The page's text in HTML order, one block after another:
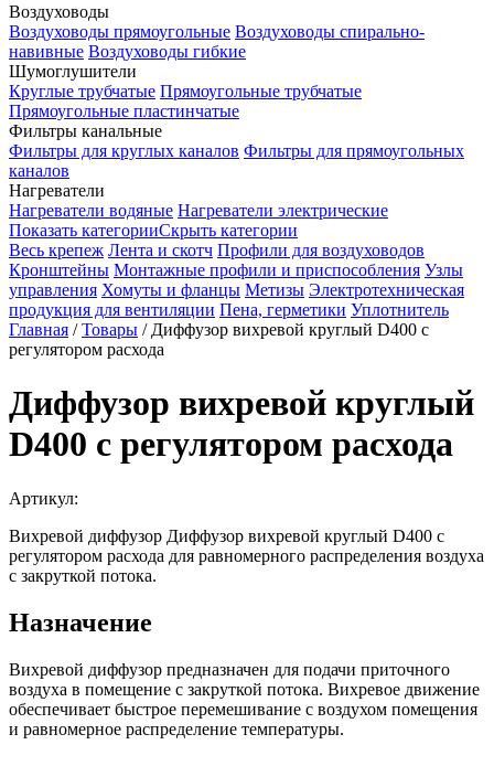
Воздуховоды
Воздуховоды прямоугольные Воздуховоды спирально-
навивные Воздуховоды гибкие
Шумоглушители
Круглые трубчатые Прямоугольные трубчатые
Прямоугольные пластинчатые
Фильтры канальные
Фильтры для круглых каналов Фильтры для прямоугольных
каналов
Нагреватели
Нагреватели водяные Нагреватели электрические
Показать категорииСкрыть категории
Весь крепеж Лента и скотч Профили для воздуховодов
Кронштейны Монтажные профили и приспособления Узлы
управления Хомуты и фланцы Метизы Электротехническая
продукция для вентиляции Пена, герметики Уплотнитель
Главная /Товары / Диффузор вихревой круглый D400 с
регулятором расхода
Диффузор вихревой круглый
D400 с регулятором расхода
Артикул:
Вихревой диффузор Диффузор вихревой круглый D400 с
регулятором расхода для равномерного распределения воздуха
с закруткой потока.
Назначение
Вихревой диффузор предназначен для подачи приточного
воздуха в помещение с закруткой потока. Вихревое движение
обеспечивает быстрое перемешивание с воздухом помещения
и равномерное распределение температуры.